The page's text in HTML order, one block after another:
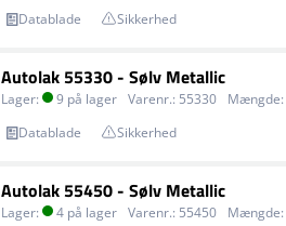
Datablade
Sikkerhed
Autolak 55330 - Sølv Metallic
Lager: 9 på lager Varenr.: 55330 Mængde:
Datablade
Sikkerhed
Autolak 55450 - Sølv Metallic
Lager: 4 på lager Varenr.: 55450 Mængde: